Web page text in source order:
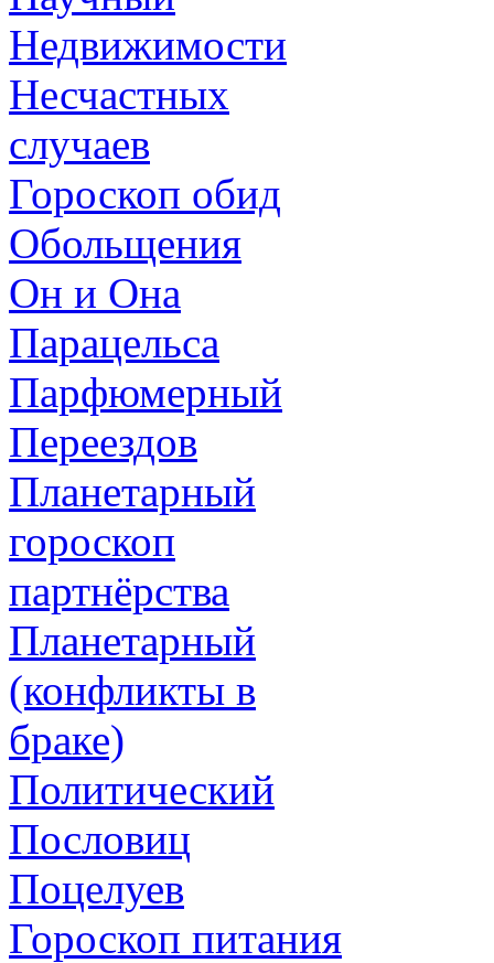
Недвижимости
Несчастных
случаев
Гороскоп обид
Обольщения
Он и Она
Парацельса
Парфюмерный
Переездов
Планетарный
гороскоп
партнёрства
Планетарный
(конфликты в
браке)
Политический
Пословиц
Поцелуев
Гороскоп питания